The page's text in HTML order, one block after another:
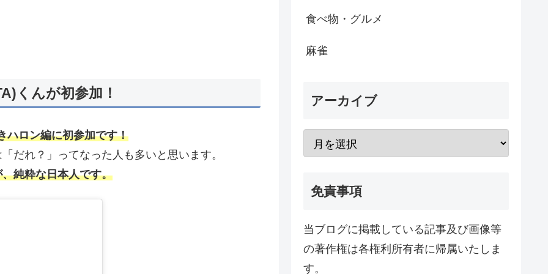
くんが初参加！
ハロン編に初参加です！
だれ？」ってなった人も多いと思います。
純粋な日本人です。
食べ物・グルメ
麻雀
アーカイブ
免責事項
当ブログに掲載している記事及び画像等
の著作権は各権利所有者に帰属いたしま
す。